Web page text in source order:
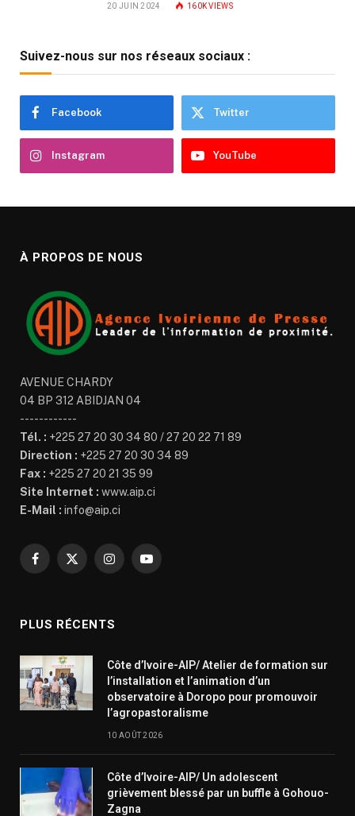
20 JUIN 2024 160KVIEWS
Suivez-nous sur nos réseaux sociaux :
Facebook Twitter
Instagram YouTube
À PROPOS DE NOUS
AVENUE CHARDY
04 BP 312 ABIDJAN 04
------------
Tél. : +225 27 20 30 34 80 / 27 20 22 71 89
Direction : +225 27 20 30 34 89
Fax : +225 27 20 21 35 99
Site Internet : www.aip.ci
E-Mail : info@aip.ci
Facebook
X
InstagramYouTube
PLUS RÉCENTS
Côte d’Ivoire-AIP/ Atelier de formation sur
l’installation et l’animation d’un
observatoire à Doropo pour promouvoir
l’agropastoralisme
10 AOÛT 2026
Côte d’Ivoire-AIP/ Un adolescent
grièvement blessé par un buffle à Gohouo-
Zagna